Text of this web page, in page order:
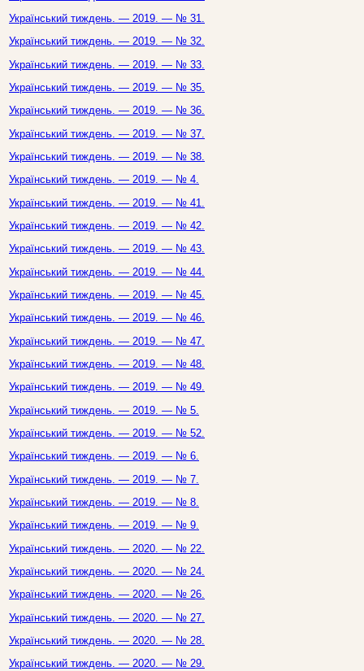
Український тиждень. — 2019. — № 31.
Український тиждень. — 2019. — № 32.
Український тиждень. — 2019. — № 33.
Український тиждень. — 2019. — № 35.
Український тиждень. — 2019. — № 36.
Український тиждень. — 2019. — № 37.
Український тиждень. — 2019. — № 38.
Український тиждень. — 2019. — № 4.
Український тиждень. — 2019. — № 41.
Український тиждень. — 2019. — № 42.
Український тиждень. — 2019. — № 43.
Український тиждень. — 2019. — № 44.
Український тиждень. — 2019. — № 45.
Український тиждень. — 2019. — № 46.
Український тиждень. — 2019. — № 47.
Український тиждень. — 2019. — № 48.
Український тиждень. — 2019. — № 49.
Український тиждень. — 2019. — № 5.
Український тиждень. — 2019. — № 52.
Український тиждень. — 2019. — № 6.
Український тиждень. — 2019. — № 7.
Український тиждень. — 2019. — № 8.
Український тиждень. — 2019. — № 9.
Український тиждень. — 2020. — № 22.
Український тиждень. — 2020. — № 24.
Український тиждень. — 2020. — № 26.
Український тиждень. — 2020. — № 27.
Український тиждень. — 2020. — № 28.
Український тиждень. — 2020. — № 29.